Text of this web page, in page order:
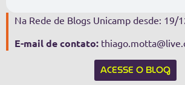
Na Rede de Blogs Unicamp desde: 19/
E-mail de contato:
ACESSE O BLOG